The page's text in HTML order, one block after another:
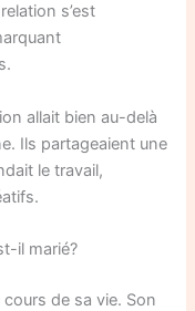
s’est
allait bien au-delà
Ils partageaient une
le travail,
il marié?
de sa vie. Son